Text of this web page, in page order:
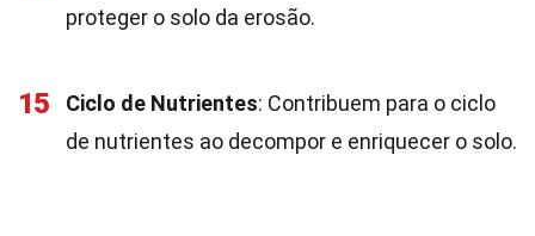
proteger o solo da erosão.
15 Ciclo de Nutrientes: Contribuem para o ciclo
de nutrientes ao decompor e enriquecer o solo.